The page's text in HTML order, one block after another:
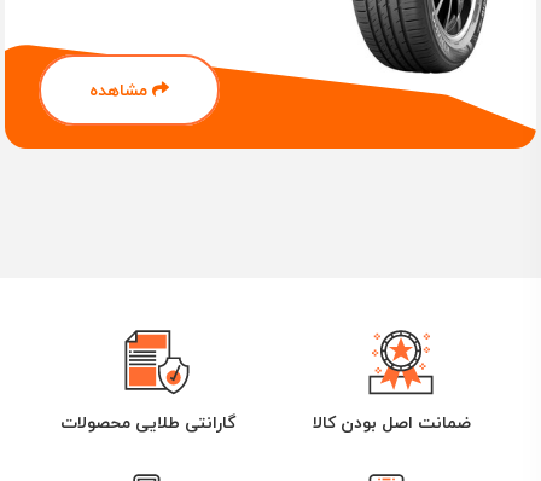
مشاهده
ضمانت اصل بودن کالا گارانتی طلایی محصولات